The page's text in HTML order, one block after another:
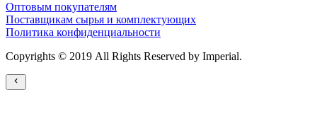
Оптовым покупателям
Поставщикам сырья и комплектующих
Политика конфиденциальности
Copyrights © 2019 All Rights Reserved by Imperial.